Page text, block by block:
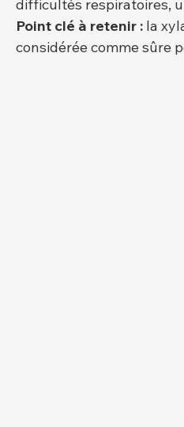
difficultés respiratoires,
Point clé à retenir : la
considérée comme sûre